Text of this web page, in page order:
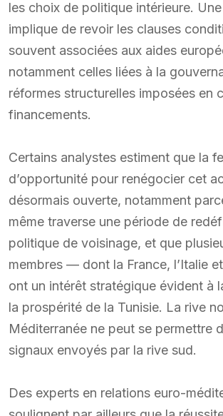
les choix de politique intérieure.
implique de revoir les clauses
souvent associées aux aides
notamment celles liées à la
réformes structurelles imposées en
financements.
Certains analystes estiment que la
d’opportunité pour renégocier cet
désormais ouverte, notamment
même traverse une période de
politique de voisinage, et que
membres — dont la France, l’Italie
ont un intérêt stratégique évident à
la prospérité de la Tunisie. La rive
Méditerranée ne peut se permettre
signaux envoyés par la rive sud.
Des experts en relations euro-